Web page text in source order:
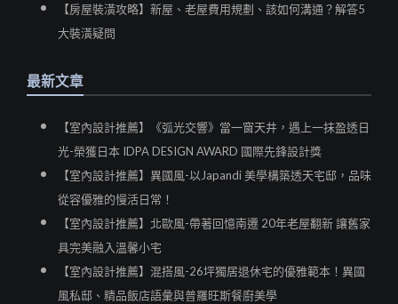
【房屋裝潢攻略】新屋、老屋費用規劃、該如何溝通？解答5
大裝潢疑問
最新文章
【室內設計推薦】《弧光交響》當一窗天井，遇上一抹盈透日
光-榮獲日本 IDPA DESIGN AWARD 國際先鋒設計獎
【室內設計推薦】異國風-以Japandi 美學構築透天宅邸，品味
從容優雅的慢活日常！
【室內設計推薦】北歐風-帶著回憶南遷 20年老屋翻新 讓舊家
具完美融入溫馨小宅
【室內設計推薦】混搭風-26坪獨居退休宅的優雅範本！異國
風私邸、精品飯店語彙與普羅旺斯餐廚美學